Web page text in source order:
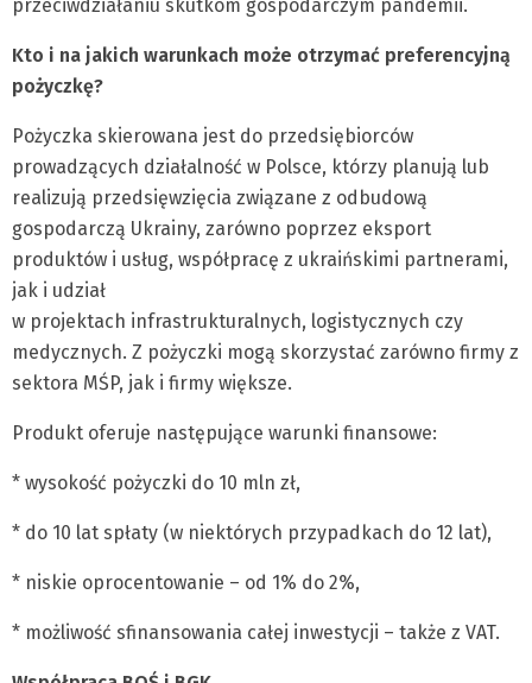
przeciwdziałaniu skutkom gospodarczym pandemii.
Kto i na jakich warunkach może otrzymać preferencyjną
pożyczkę?
Pożyczka skierowana jest do przedsiębiorców
prowadzących działalność w Polsce, którzy planują lub
realizują przedsięwzięcia związane z odbudową
gospodarczą Ukrainy, zarówno poprzez eksport
produktów i usług, współpracę z ukraińskimi partnerami,
jak i udział
w projektach infrastrukturalnych, logistycznych czy
medycznych. Z pożyczki mogą skorzystać zarówno firmy z
sektora MŚP, jak i firmy większe.
Produkt oferuje następujące warunki finansowe:
* wysokość pożyczki do 10 mln zł,
* do 10 lat spłaty (w niektórych przypadkach do 12 lat),
* niskie oprocentowanie – od 1% do 2%,
* możliwość sfinansowania całej inwestycji – także z VAT.